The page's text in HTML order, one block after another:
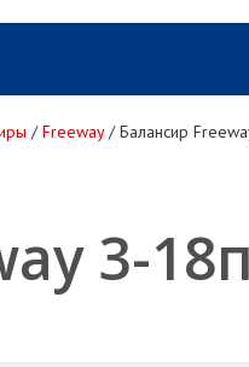
/Freeway /Балансир
3-